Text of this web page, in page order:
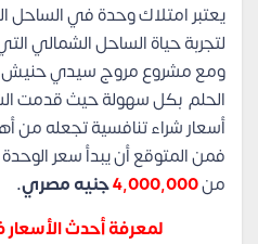
يعتبر امتلاك وحدة في الساحل
لتجربة حياة الساحل الشمالي
ومع مشروع مروج سيدي حنيش
الحلم بكل سهولة حيث قدمت
أسعار شراء تنافسية تجعله من
من
جنيه مصري.
لمعرفة أحدث الأسعار